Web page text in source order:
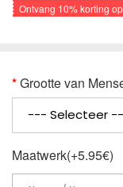
Ontvang 10%korting
Grootte van
Maatwerk(+5.95€)